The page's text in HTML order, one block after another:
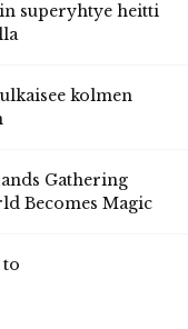
superyhtye heitti
kolmen
Gathering
Becomes Magic
to